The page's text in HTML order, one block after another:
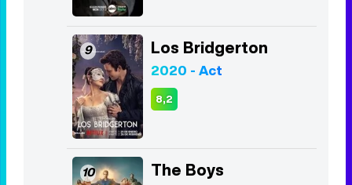
9 Los Bridgerton
2020 - Act
8,2
10 The Boys